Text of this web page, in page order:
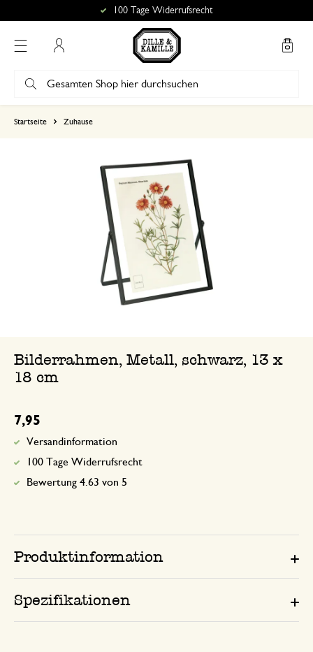
100 Tage Widerrufsrecht
Startseite Zuhause
Bilderrahmen, Metall, schwarz, 13 x
18 cm
7,95
Versandinformation
100 Tage Widerrufsrecht
Bewertung 4.63 von 5
Produktinformation
Spezifikationen